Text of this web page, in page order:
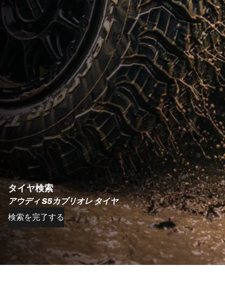
タイヤ検索
アウディ S5カブリオレ タイヤ
検索を完了する